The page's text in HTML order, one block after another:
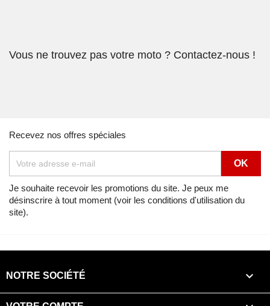
Vous ne trouvez pas votre moto ? Contactez-nous !
Recevez nos offres spéciales
Je souhaite recevoir les promotions du site. Je peux me
désinscrire à tout moment (voir les conditions d'utilisation du
site).
NOTRE SOCIÉTÉ 